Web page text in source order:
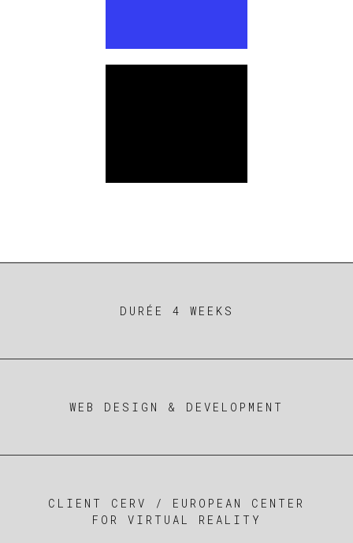
DURÉE 4 WEEKS
WEB DESIGN & DEVELOPMENT
CLIENT CERV / EUROPEAN CENTER
FOR VIRTUAL REALITY